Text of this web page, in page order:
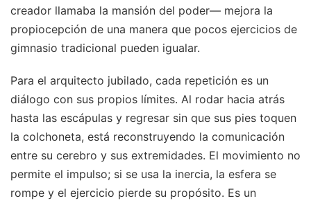
creador llamaba la mansión del poder— mejora la
propiocepción de una manera que pocos ejercicios de
gimnasio tradicional pueden igualar.
Para el arquitecto jubilado, cada repetición es un
diálogo con sus propios límites. Al rodar hacia atrás
hasta las escápulas y regresar sin que sus pies toquen
la colchoneta, está reconstruyendo la comunicación
entre su cerebro y sus extremidades. El movimiento no
permite el impulso; si se usa la inercia, la esfera se
rompe y el ejercicio pierde su propósito. Es un